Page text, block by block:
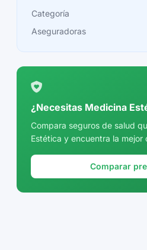
Categoría
Aseguradoras
¿Necesitas Medicina
Compara seguros de salud
Estética y encuentra la mejor
Comparar